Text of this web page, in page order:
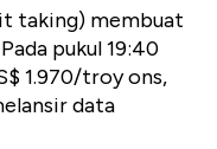
taking) membuat
pukul 19:40
1.970/troy ons,
data